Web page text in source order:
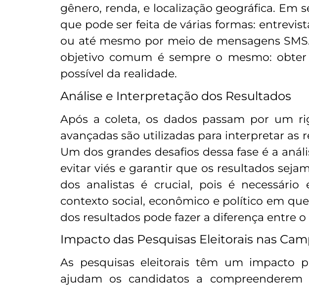
gênero, renda, e localização geográfica. Em
que pode ser feita de várias formas:
ou até mesmo por meio de mensagens
objetivo comum é sempre o mesmo:
possível da realidade.
Análise e Interpretação dos Resultados
Após a coleta, os dados passam por um
avançadas são utilizadas para interpretar as
Um dos grandes desafios dessa fase é a
evitar viés e garantir que os resultados
dos analistas é crucial, pois é
contexto social, econômico e político em
dos resultados pode fazer a diferença entre
Impacto das Pesquisas Eleitorais nas
As pesquisas eleitorais têm um impacto
ajudam os candidatos a